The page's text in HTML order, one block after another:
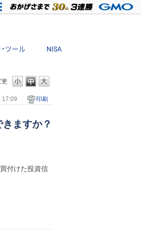
ツール NISA
更
17:09 印刷
ますか？
付けた投資信